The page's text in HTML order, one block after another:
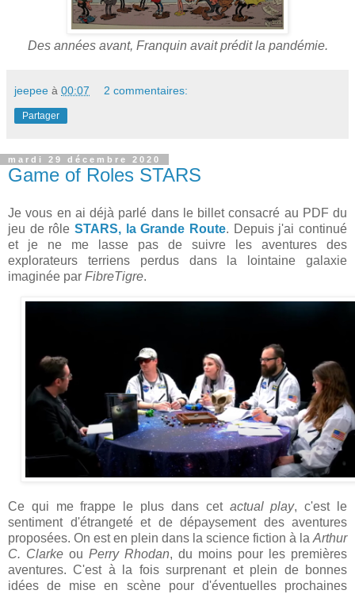
Des années avant, Franquin avait prédit la pandémie.
jeepee à 00:07 2 commentaires:
Partager
mardi 29 décembre 2020
Game of Roles STARS
Je vous en ai déjà parlé dans le billet consacré au PDF du
jeu de rôle STARS, la Grande Route. Depuis j'ai continué
et je ne me lasse pas de suivre les aventures des
explorateurs terriens perdus dans la lointaine galaxie
imaginée par FibreTigre.
Ce qui me frappe le plus dans cet actual play, c'est le
sentiment d'étrangeté et de dépaysement des aventures
proposées. On est en plein dans la science fiction à la Arthur
C. Clarke ou Perry Rhodan, du moins pour les premières
aventures. C'est à la fois surprenant et plein de bonnes
idées de mise en scène pour d'éventuelles prochaines